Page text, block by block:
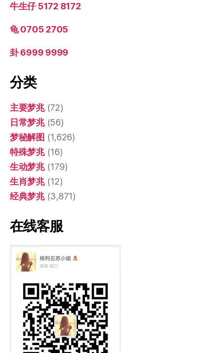
牛生仔 5172 8172
龟 0705 2705
卦 6999 9999
分类
主要梦兆(72)
日常梦兆(56)
梦秘解图 (1,626)
特殊梦兆(16)
生动梦兆(179)
生肖梦兆(12)
经典梦兆(3,871)
在线客服